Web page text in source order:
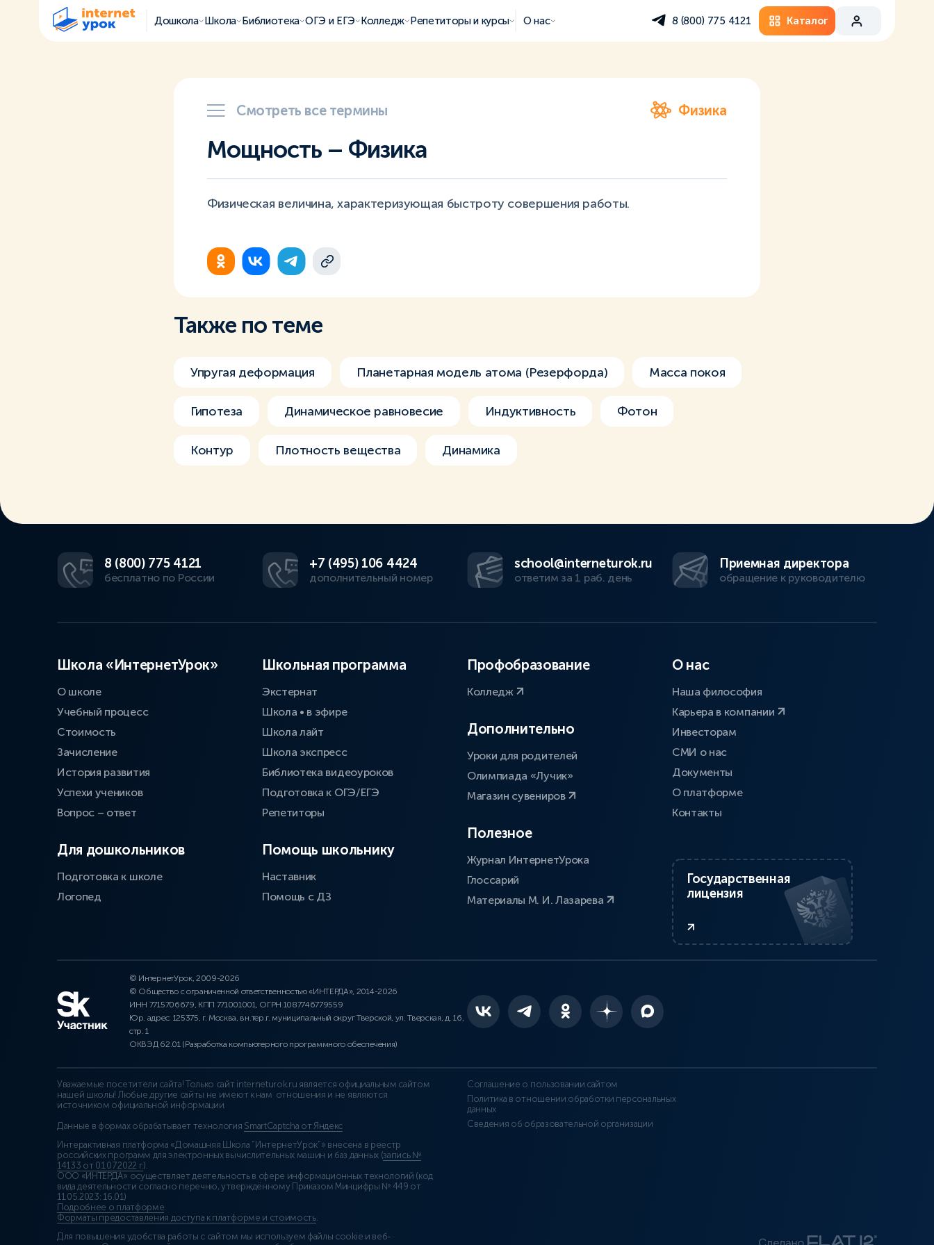
Дошкола Школа Библиотека ОГЭ и ЕГЭ Колледж Репетиторы и курсы О нас 8 (800) 775 4121 Каталог
Смотреть все термины Физика
Мощность – Физика
Физическая величина, характеризующая быстроту совершения работы.
Также по теме
Упругая деформация Планетарная модель атома (Резерфорда) Масса покоя
Гипотеза Динамическое равновесие Индуктивность Фотон
Контур Плотность вещества Динамика
8 (800) 775 4121
бесплатно по России
+7 (495) 106 4424
дополнительный номер
school@interneturok.ru
ответим за 1 раб. день
Приемная директора
обращение к руководителю
Школа «ИнтернетУрок»
О школе
Учебный процесс
Стоимость
Зачисление
История развития
Успехи учеников
Вопрос – ответ
Для дошкольников
Подготовка к школе
Логопед
Школьная программа
Экстернат
Школа • в эфире
Школа лайт
Школа экспресс
Библиотека видеоуроков
Подготовка к ОГЭ/ЕГЭ
Репетиторы
Помощь школьнику
Наставник
Помощь с ДЗ
Профобразование
Колледж
Дополнительно
Уроки для родителей
Олимпиада «Лучик»
Магазин сувениров
Полезное
Журнал ИнтернетУрока
Глоссарий
Материалы М. И. Лазарева
О нас
Наша философия
Карьера в компании
Инвесторам
СМИ о нас
Документы
О платформе
Контакты
Государственная
лицензия
© ИнтернетУрок, 2009-2026
© Общество с ограниченной ответственностью «ИНТЕРДА», 2014-2026
ИНН 7715706679, КПП 771001001, ОГРН 1087746779559
Юр. адрес: 125375, г. Москва, вн.тер.г. муниципальный округ Тверской, ул. Тверская, д. 16,
стр. 1
ОКВЭД 62.01 (Разработка компьютерного программного обеспечения)
Уважаемые посетители сайта! Только сайт interneturok.ru является официальным сайтом
нашей школы! Любые другие сайты не имеют к нам отношения и не являются
источником официальной информации.
Данные в формах обрабатывает технология SmartCaptcha от Яндекс
Интерактивная платформа «Домашняя Школа “ИнтернетУрок”» внесена в реестр
российских программ для электронных вычислительных машин и баз данных (запись №
14133 от 01.07.2022 г.).
ООО «ИНТЕРДА» осуществляет деятельность в сфере информационных технологий (код
вида деятельности согласно перечню, утверждённому Приказом Минцифры № 449 от
11.05.2023: 16.01)
Подробнее о платформе.
Форматы предоставления доступа к платформе и стоимость.
Для повышения удобства работы с сайтом мы используем файлы cookie и веб-
Соглашение о пользовании сайтом
Политика в отношении обработки персональных
данных
Сведения об образовательной организации